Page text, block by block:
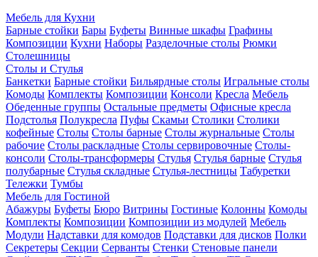
Мебель для Кухни
Барные стойки Бары Буфеты Винные шкафы Графины
Композиции Кухни Наборы Разделочные столы Рюмки
Столешницы
Столы и Стулья
Банкетки Барные стойки Бильярдные столы Игральные столы
Комоды Комплекты Композиции Консоли Кресла Мебель
Обеденные группы Остальные предметы Офисные кресла
Подстолья Полукресла Пуфы Скамьи Столики Столики
кофейные Столы Столы барные Столы журнальные Столы
рабочие Столы раскладные Столы сервировочные Столы-
консоли Столы-трансформеры Стулья Стулья барные Стулья
полубарные Стулья складные Стулья-лестницы Табуретки
Тележки Тумбы
Мебель для Гостиной
Абажуры Буфеты Бюро Витрины Гостиные Колонны Комоды
Комплекты Композиции Композиции из модулей Мебель
Модули Надставки для комодов Подставки для дисков Полки
Секретеры Секции Серванты Стенки Стеновые панели